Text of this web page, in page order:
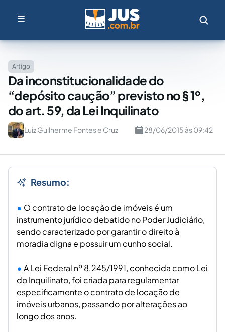
Artigo
Da inconstitucionalidade do
“depósito caução” previsto no § 1º,
do art. 59, da Lei Inquilinato
Luiz Guilherme Fontes e Cruz 28/06/2015 às 09:42
Resumo:
O contrato de locação de imóveis é um
instrumento jurídico debatido no Poder Judiciário,
sendo caracterizado por garantir o direito à
moradia digna e possuir um cunho social.
A Lei Federal nº 8.245/1991, conhecida como Lei
do Inquilinato, foi criada para regulamentar
especificamente o contrato de locação de
imóveis urbanos, passando por alterações ao
longo dos anos.